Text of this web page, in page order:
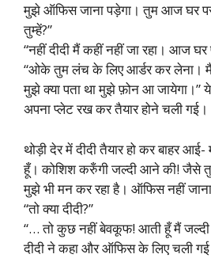
मुझे ऑफिस जाना पड़ेगा। तुम आज घर पर
तुम्हें?”
“नहीं दीदी मैं कहीं नहीं जा रहा। आज घर
“ओके तुम लंच के लिए आर्डर कर लेना।
मुझे क्या पता था मुझे फ़ोन आ जायेगा।” ये
अपना प्लेट रख कर तैयार होने चली गई।
थोड़ी देर में दीदी तैयार हो कर बाहर
हूँ। कोशिश करुँगी जल्दी आने की! जैसे
मुझे भी मन कर रहा है। ऑफिस नहीं
“तो क्या दीदी?”
“… तो कुछ नहीं बेवकूफ! आती हूँ मैं जल्दी
दीदी ने कहा और ऑफिस के लिए चली